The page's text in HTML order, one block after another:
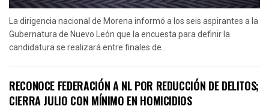
La dirigencia nacional de Morena informó a los seis aspirantes a la
Gubernatura de Nuevo León que la encuesta para definir la
candidatura se realizará entre finales de...
RECONOCE FEDERACIÓN A NL POR REDUCCIÓN DE DELITOS;
CIERRA JULIO CON MÍNIMO EN HOMICIDIOS